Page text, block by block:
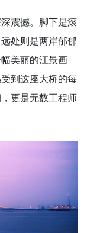
震撼。脚下是滚
处则是两岸郁郁
美丽的江景画
到这座大桥的每
更是无数工程师